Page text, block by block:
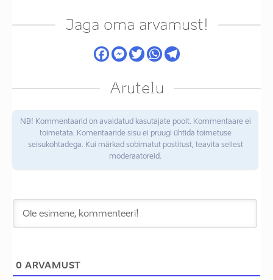
Jaga oma arvamust!
Arutelu
NB! Kommentaarid on avaldatud kasutajate poolt. Kommentaare ei
toimetata. Komentaaride sisu ei pruugi ühtida toimetuse
seisukohtadega. Kui märkad sobimatut postitust, teavita sellest
moderaatoreid.
0 ARVAMUST